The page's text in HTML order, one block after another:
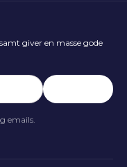
giver en masse gode
emails.